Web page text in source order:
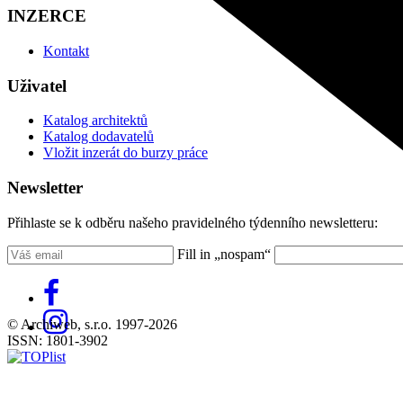
INZERCE
Kontakt
Uživatel
Katalog architektů
Katalog dodavatelů
Vložit inzerát do burzy práce
Newsletter
Přihlaste se k odběru našeho pravidelného týdenního newsletteru:
Fill in „nospam“
© Archiweb, s.r.o. 1997-2026
ISSN: 1801-3902